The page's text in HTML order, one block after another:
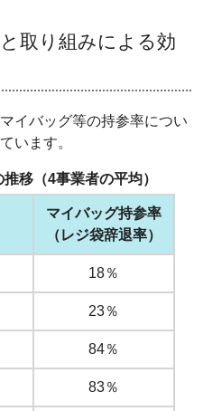
取り組みによる効
イバッグ等の持参率につい
います。
移（4事業者の平均）
マイバッグ持参率
（レジ袋辞退率）
18％
23％
84％
83％